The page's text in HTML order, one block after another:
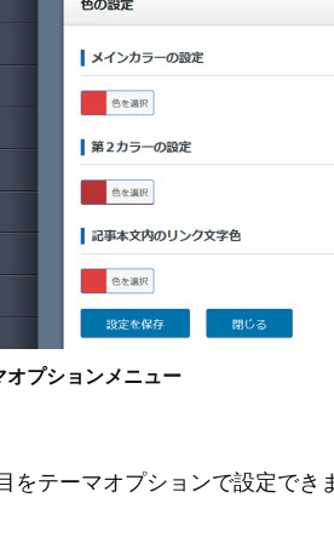
オプションメニュー
をテーマオプションで設定でき